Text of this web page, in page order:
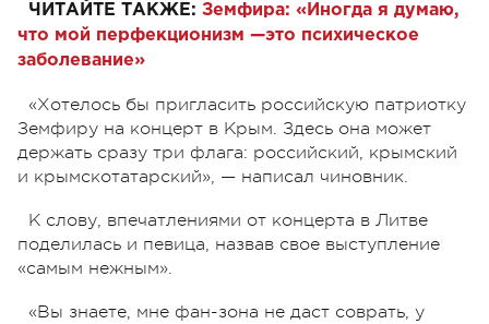
ЧИТАЙТЕ ТАКЖЕ: Земфира: «Иногда я думаю,
что мой перфекционизм —это психическое
заболевание»
«Хотелось бы пригласить российскую патриотку
Земфиру на концерт в Крым. Здесь она может
держать сразу три флага: российский, крымский
и крымскотатарский», — написал чиновник.
К слову, впечатлениями от концерта в Литве
поделилась и певица, назвав свое выступление
«самым нежным».
«Вы знаете, мне фан-зона не даст соврать, у